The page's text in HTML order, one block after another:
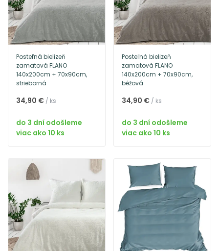
Posteľná bielizeň
zamatová FLANO
140x200cm + 70x90cm,
strieborná
34,90 € / ks
do 3 dní odošleme
viac ako 10 ks
Posteľná bielizeň
zamatová FLANO
140x200cm + 70x90cm,
béžová
34,90 € / ks
do 3 dní odošleme
viac ako 10 ks